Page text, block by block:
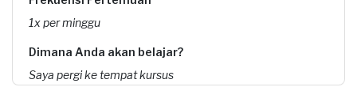
1x per minggu
Dimana Anda akan belajar?
Saya pergi ke tempat kursus